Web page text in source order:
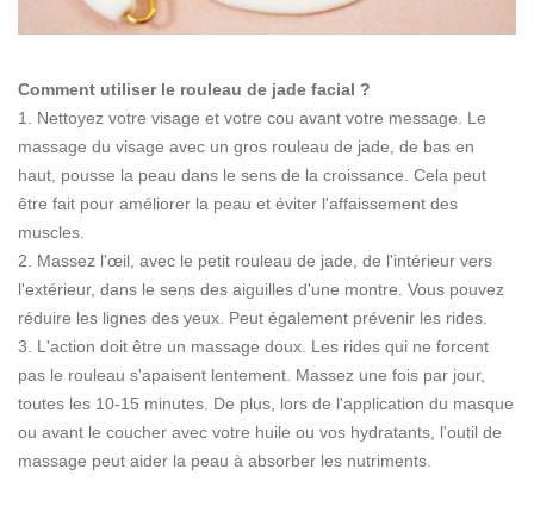
Comment utiliser le rouleau de jade facial ?
1. Nettoyez votre visage et votre cou avant votre message. Le
massage du visage avec un gros rouleau de jade, de bas en
haut, pousse la peau dans le sens de la croissance. Cela peut
être fait pour améliorer la peau et éviter l'affaissement des
muscles.
2. Massez l'œil, avec le petit rouleau de jade, de l'intérieur vers
l'extérieur, dans le sens des aiguilles d'une montre. Vous pouvez
réduire les lignes des yeux. Peut également prévenir les rides.
3. L'action doit être un massage doux. Les rides qui ne forcent
pas le rouleau s'apaisent lentement. Massez une fois par jour,
toutes les 10-15 minutes. De plus, lors de l'application du masque
ou avant le coucher avec votre huile ou vos hydratants, l'outil de
massage peut aider la peau à absorber les nutriments.